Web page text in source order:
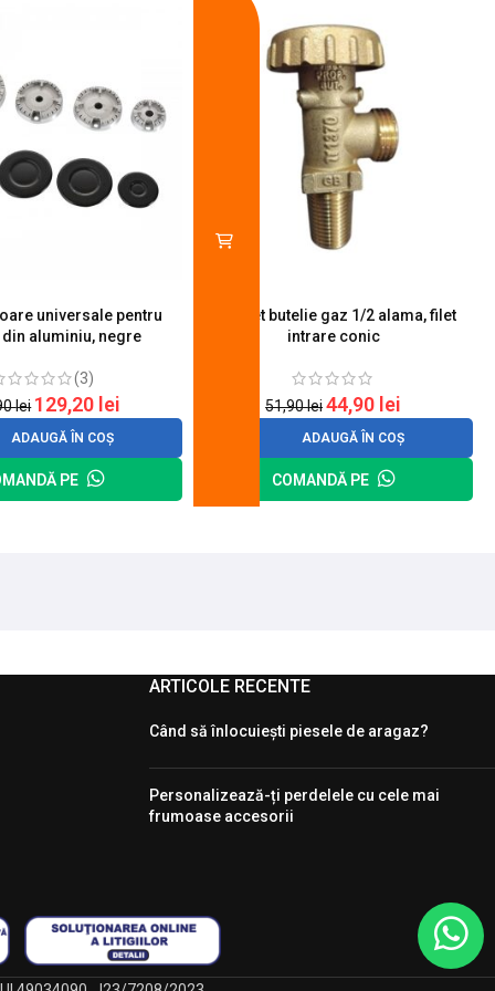
universale pentru
aluminiu, negre
(3)
lei 129,20 lei
ADAUGĂ ÎN COȘ
PE
Robinet butelie gaz 1/2 alama, filet
intrare conic
51,90lei44,90 lei
ADAUGĂ ÎN COȘ
COMANDĂ PE
ARTICOLE RECENTE
Când să înlocuiești piesele de aragaz?
Personalizează-ți perdelele cu cele mai
frumoase accesorii